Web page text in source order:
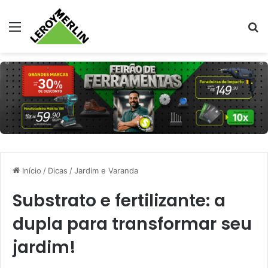
Menu
Início / Dicas /Jardim e Varanda
Substrato e fertilizante: a
dupla para transformar seu
jardim!